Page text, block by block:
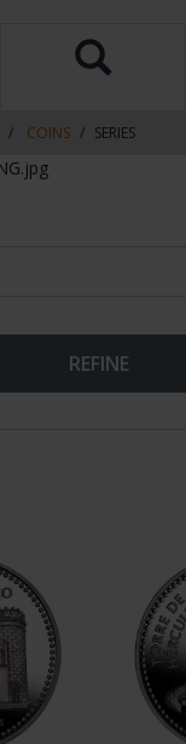
COINS SERIES
REFINE